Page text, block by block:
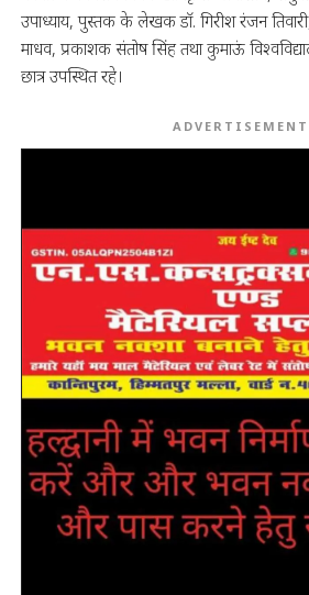
उपाध्याय, पुस्तक के लेखक डॉ. गिरीश रंजन तिवारी,
माधव, प्रकाशक संतोष सिंह तथा कुमाऊं
छात्र उपस्थित रहे।